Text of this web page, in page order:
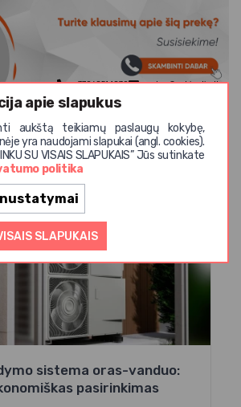
apie slapukus
aukštą teikiamų paslaugų kokybę,
yra naudojami slapukai (angl. cookies).
SU VISAIS SLAPUKAIS” Jūs sutinkate
politika
SLAPUKAIS
+37068514830 matas@rubisolis.lt
Naujienos
sistema oras-vanduo:
pasirinkimas